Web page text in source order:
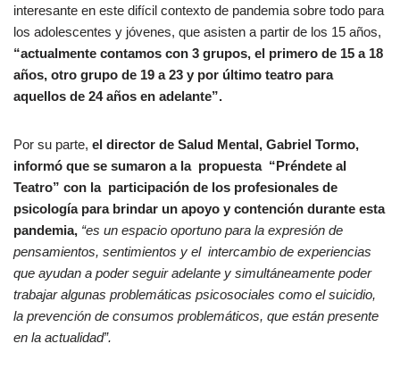
interesante en este difícil contexto de pandemia sobre todo para
los adolescentes y jóvenes, que asisten a partir de los 15 años,
“actualmente contamos con 3 grupos, el primero de 15 a 18
años, otro grupo de 19 a 23 y por último teatro para
aquellos de 24 años en adelante”.
Por su parte, el director de Salud Mental, Gabriel Tormo,
informó que se sumaron a la propuesta “Préndete al
Teatro” con la participación de los profesionales de
psicología para brindar un apoyo y contención durante esta
pandemia, “es un espacio oportuno para la expresión de
pensamientos, sentimientos y el intercambio de experiencias
que ayudan a poder seguir adelante y simultáneamente poder
trabajar algunas problemáticas psicosociales como el suicidio,
la prevención de consumos problemáticos, que están presente
en la actualidad”.